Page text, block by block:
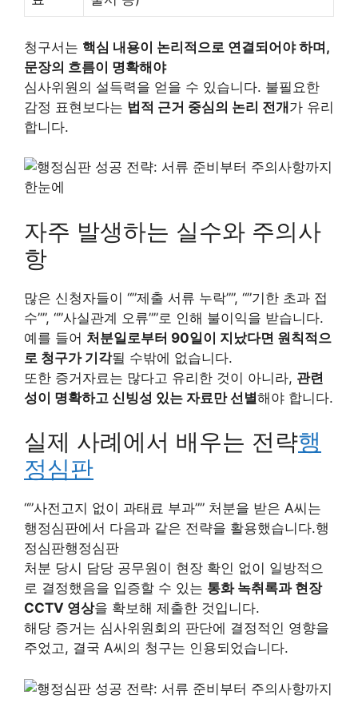
청구서는 핵심 내용이 논리적으로 연결되어야 하며,
문장의 흐름이 명확해야
심사위원의 설득력을 얻을 수 있습니다. 불필요한
감정 표현보다는 법적 근거 중심의 논리 전개가 유리
합니다.
자주 발생하는 실수와 주의사
항
많은 신청자들이 “”제출 서류 누락””, “”기한 초과 접
수””, “”사실관계 오류””로 인해 불이익을 받습니다.
예를 들어 처분일로부터 90일이 지났다면 원칙적으
로 청구가 기각될 수밖에 없습니다.
또한 증거자료는 많다고 유리한 것이 아니라, 관련
성이 명확하고 신빙성 있는 자료만 선별해야 합니다.
실제 사례에서 배우는 전략행
정심판
“”사전고지 없이 과태료 부과”” 처분을 받은 A씨는
행정심판에서 다음과 같은 전략을 활용했습니다.행
정심판행정심판
처분 당시 담당 공무원이 현장 확인 없이 일방적으
로 결정했음을 입증할 수 있는 통화 녹취록과 현장
CCTV 영상을 확보해 제출한 것입니다.
해당 증거는 심사위원회의 판단에 결정적인 영향을
주었고, 결국 A씨의 청구는 인용되었습니다.